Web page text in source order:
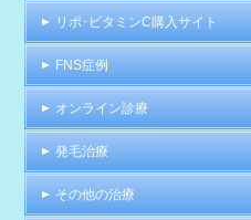
リポ･ビタミンC購入サイト
FNS症例
オンライン診療
発毛治療
その他の治療